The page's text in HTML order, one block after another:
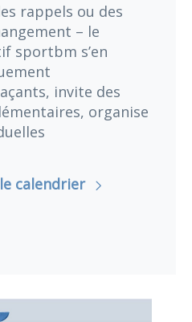
rappels ou des
– le
sportbm s’en
invite des
organise
calendrier